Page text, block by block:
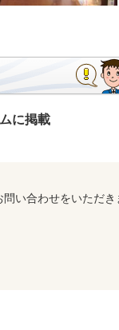
に掲載
い合わせをいただき